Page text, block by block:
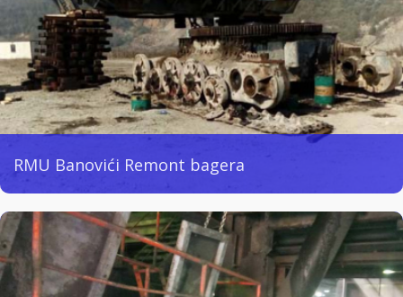
RMU Banovići Remont bagera